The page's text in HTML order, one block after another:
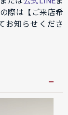
際は【ご来店希
お知らせくださ